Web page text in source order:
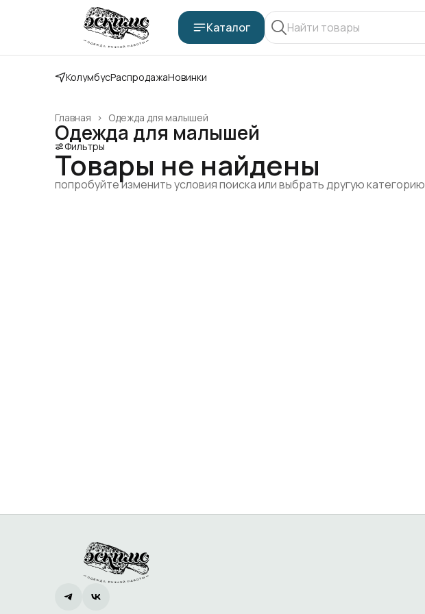
Каталог
КолумбусРаспродажаНовинки
Одежда для малышей
Главная ›
Одежда для малышей
Фильтры
Товары не найдены
попробуйте изменить условия поиска или выбрать другую категорию